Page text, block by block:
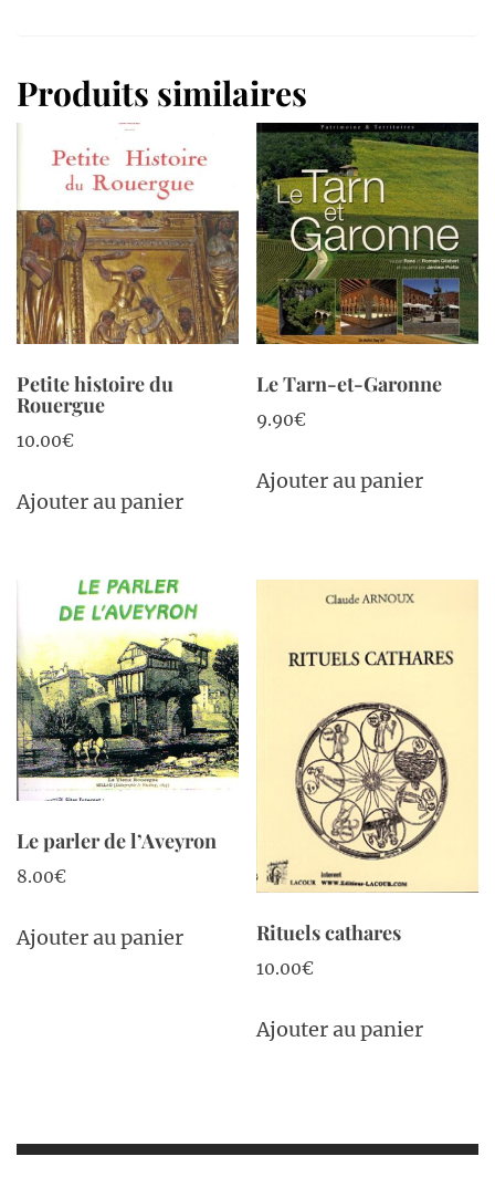
Produits similaires
Petite histoire du
Rouergue
10.00€
Ajouter au panier
Le Tarn-et-Garonne
9.90€
Ajouter au panier
Le parler de l’Aveyron
8.00€
Ajouter au panier Rituels cathares
10.00€
Ajouter au panier